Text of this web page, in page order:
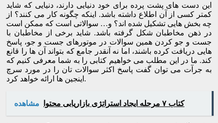
این دست های پشت پرده برای خود دنیایی دارند، دنیایی که شاید
کمتر کسی از آن اطلاع داشته باشد. اینکه چگونه کار می کنند؟ از
چه بخش هایی تشکیل شده اند؟ و… سوالاتی است که ممکن است
در ذهن مخاطبان شکل گرفته باشد. شاید برخی از مخاطبان با
جست و جو کردن همین سوالات در موتورهای جست و جو، پاسخ
هایی دریافت کرده باشند، اما نه آنقدر جامع که بتواند آن ها را قانع
کند. ما در این مطلب می خواهیم کتابی را به شما معرفی کنیم که
به جرآت می توان گفت پاسخ اکثر سوالات تان را در مورد سرچ
اینجین ها ارائه خواهد کرد.
مشاهده کتاب ۷ مرحله ایجاد استراتژی بازاریابی محتوا